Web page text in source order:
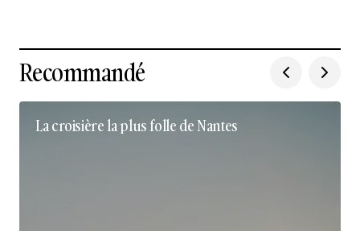
Recommandé
La croisière la plus folle de Nantes